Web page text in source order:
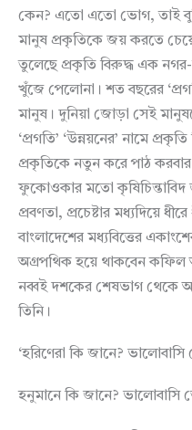
কেন? এতো এতো ভোগ, তাই
মানুষ প্রকৃতিকে জয় করতে
তুলেছে প্রকৃতি বিরুদ্ধ এক
খুঁজে পেলোনা। শত বছরের
মানুষ। দুনিয়া জোড়া সেই
‘প্রগতি’ ‘উন্নয়নের’ নামে
প্রকৃতিকে নতুন করে পাঠ করবার
ফুকোওকার মতো
প্রবণতা, প্রচেষ্টার মধ্যদিয়ে
বাংলাদেশের মধ্যবিত্তের
অগ্রপথিক হয়ে থাকবেন
নব্বই দশকের শেষভাগ থেকে
তিনি।
‘হরিণেরা কি জানে?
হনুমানে কি জানে? ভালোবাসি